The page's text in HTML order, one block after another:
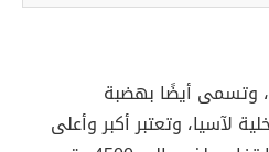
وتسمى أيضًا بهضبة
لآسيا، وتعتبر أكبر وأعلى